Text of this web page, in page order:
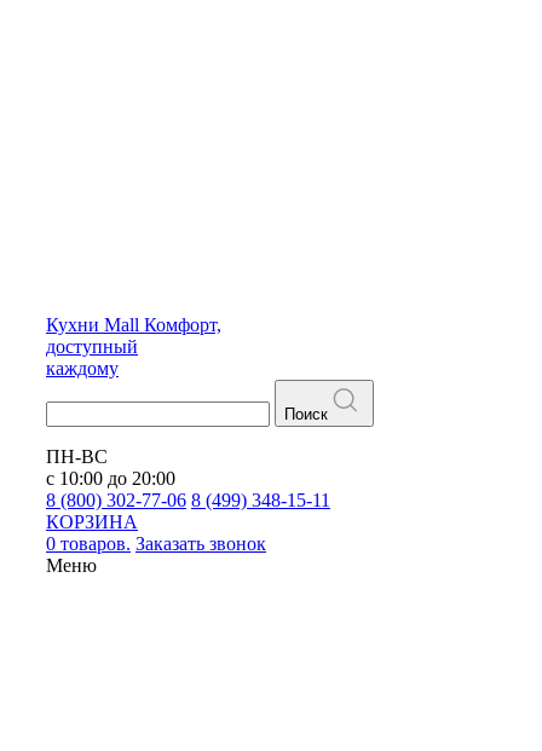
Кухни Mall Комфорт,
доступный
каждому
Поиск
ПН-ВС
с 10:00 до 20:00
8 (800) 302-77-06 8 (499) 348-15-11
КОРЗИНА
0 товаров. Заказать звонок
Меню